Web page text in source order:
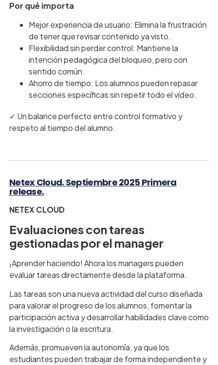
Por qué importa
Mejor experiencia de usuario: Elimina la frustración
de tener que revisar contenido ya visto.
Flexibilidad sin perder control: Mantiene la
intención pedagógica del bloqueo, pero con
sentido común.
Ahorro de tiempo: Los alumnos pueden repasar
secciones específicas sin repetir todo el vídeo.
✓ Un balance perfecto entre control formativo y
respeto al tiempo del alumno.
Netex Cloud. Septiembre 2025 Primera
release.
NETEX CLOUD
Evaluaciones con tareas
gestionadas por el manager
¡Aprender haciendo! Ahora los managers pueden
evaluar tareas directamente desde la plataforma.
Las tareas son una nueva actividad del curso diseñada
para valorar el progreso de los alumnos, fomentar la
participación activa y desarrollar habilidades clave como
la investigación o la escritura.
Además, promueven la autonomía, ya que los
estudiantes pueden trabajar de forma independiente y